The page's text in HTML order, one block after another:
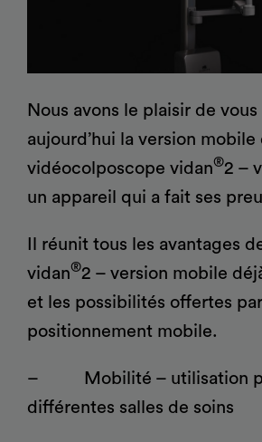
Nous avons le plaisir de
aujourd’hui la version mobile
vidéocolposcope vidan®2 –
un appareil qui a fait ses
Il réunit tous les avantages
vidan®2 – version mobile
et les possibilités offertes
positionnement mobile.
– Mobilité – utilisation
différentes salles de soins
Fauteuils d'examen, de
traitement et
Mobilier à usage médical
arco
vidan®2 Orbit
Mobilier pour blocs
Partura ®
patients